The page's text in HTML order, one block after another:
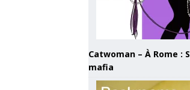
Catwoman – À Rome :
mafia